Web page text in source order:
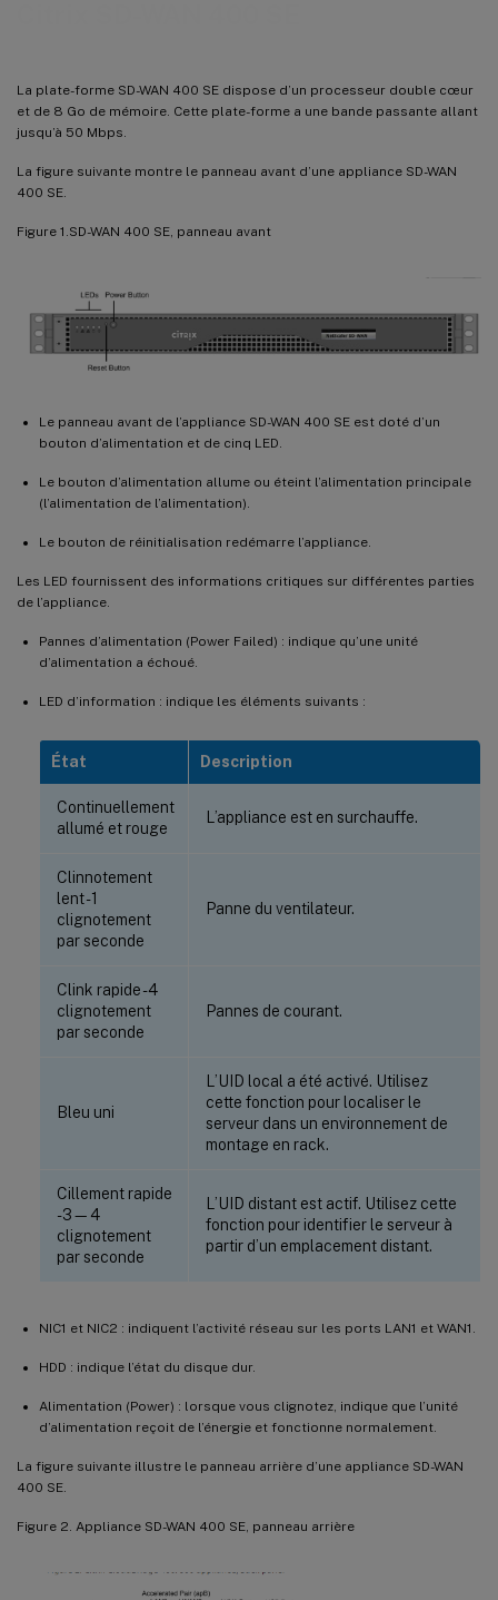
La plate-forme SD-WAN 400 SE dispose d’un processeur double cœur
et de 8 Go de mémoire. Cette plate-forme a une bande passante allant
jusqu’à 50 Mbps.
La figure suivante montre le panneau avant d’une appliance SD-WAN
400 SE.
Figure 1.SD-WAN 400 SE, panneau avant
Le panneau avant de l’appliance SD-WAN 400 SE est doté d’un
bouton d’alimentation et de cinq LED.
Le bouton d’alimentation allume ou éteint l’alimentation principale
(l’alimentation de l’alimentation).
Le bouton de réinitialisation redémarre l’appliance.
Les LED fournissent des informations critiques sur différentes parties
de l’appliance.
Pannes d’alimentation (Power Failed) : indique qu’une unité
d’alimentation a échoué.
LED d’information : indique les éléments suivants :
État Description
Continuellement
allumé et rouge
L’appliance est en surchauffe.
Clinnotement
lent - 1
clignotement
par seconde
Panne du ventilateur.
Clink rapide - 4
clignotement
par seconde
Pannes de courant.
Bleu uni
L’UID local a été activé. Utilisez
cette fonction pour localiser le
serveur dans un environnement de
montage en rack.
Cillement rapide
- 3—4
clignotement
par seconde
L’UID distant est actif. Utilisez cette
fonction pour identifier le serveur à
partir d’un emplacement distant.
NIC1 et NIC2 : indiquent l’activité réseau sur les ports LAN1 et WAN1.
HDD : indique l’état du disque dur.
Alimentation (Power) : lorsque vous clignotez, indique que l’unité
d’alimentation reçoit de l’énergie et fonctionne normalement.
La figure suivante illustre le panneau arrière d’une appliance SD-WAN
400 SE.
Figure 2. Appliance SD-WAN 400 SE, panneau arrière